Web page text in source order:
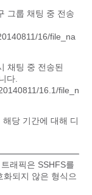
그룹 채팅 중 전송
16/file_na
채팅 중 전송된
다.
16.1/file_n
당 기간에 대해 디
래픽은 SSHFS를
되지 않은 형식으